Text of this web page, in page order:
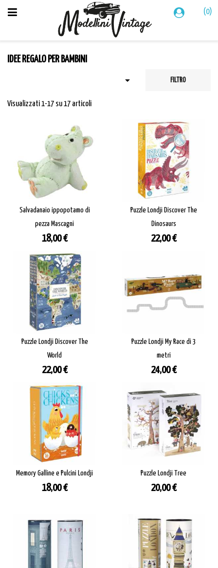
(0)
IDEE REGALO PER BAMBINI
 FILTRO
Visualizzati 1-17 su 17 articoli
Salvadanaio ippopotamo di
pezza Mascagni
Prezzo
18,00 €
Puzzle Londji Discover The
Dinosaurs
Prezzo
22,00 €
Puzzle Londji Discover The
World
Prezzo
22,00 €
Puzzle Londji My Race di 3
metri
Prezzo
24,00 €
Memory Galline e Pulcini Londji
Prezzo
18,00 €
Puzzle Londji Tree
Prezzo
20,00 €